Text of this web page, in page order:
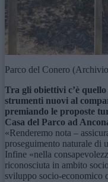
Parco del Conero
Tra gli obiettivi c’è
strumenti nuovi al
premiando le proposte
Casa del Parco ad
«Renderemo nota –
proseguimento naturale di
Infine «nella
riconosciuta in ambito
sviluppo socio-economico